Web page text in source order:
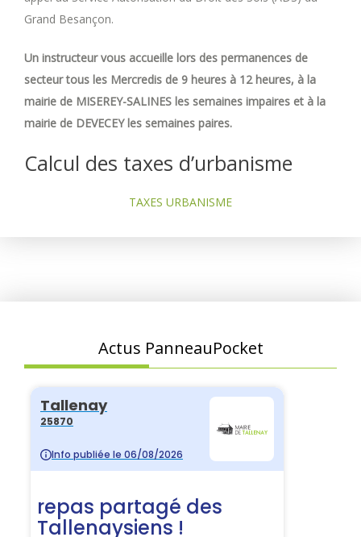
Grand Besançon.
Un instructeur vous accueille lors des permanences de
secteur tous les Mercredis de 9 heures à 12 heures, à la
mairie de MISEREY-SALINES les semaines impaires et à la
mairie de DEVECEY les semaines paires.
Calcul des taxes d’urbanisme
TAXES URBANISME
Actus PanneauPocket